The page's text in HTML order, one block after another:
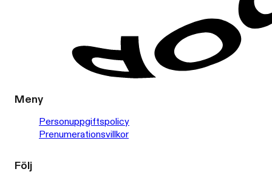
Meny
Personuppgiftspolicy
Prenumerationsvillkor
Följ